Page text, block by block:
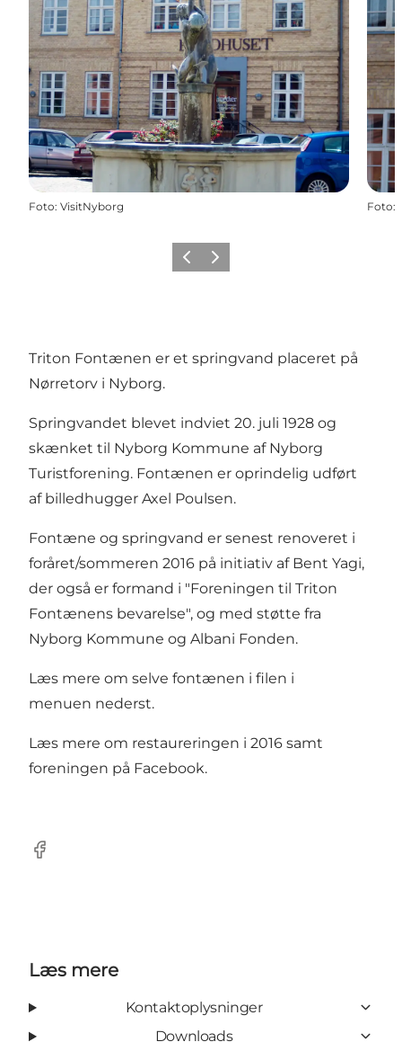
Foto: VisitNyborg Foto:
ForrigeNæste
Triton Fontænen er et springvand placeret på
Nørretorv i Nyborg.
Springvandet blevet indviet 20. juli 1928 og
skænket til Nyborg Kommune af Nyborg
Turistforening. Fontænen er oprindelig udført
af billedhugger Axel Poulsen.
Fontæne og springvand er senest renoveret i
foråret/sommeren 2016 på initiativ af Bent Yagi,
der også er formand i "Foreningen til Triton
Fontænens bevarelse", og med støtte fra
Nyborg Kommune og Albani Fonden.
Læs mere om selve fontænen i filen i
menuen nederst.
Læs mere om restaureringen i 2016 samt
foreningen på Facebook.
Facebook
Læs mere
Kontaktoplysninger
Downloads